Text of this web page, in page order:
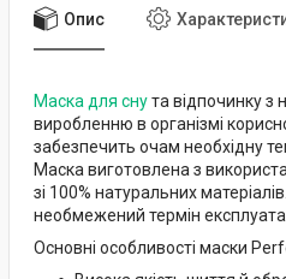
Опис
Маска для снута відпочинку з
виробленню в організмі
забезпечить очам необхідну
Маска виготовлена з
зі 100% натуральних
необмежений термін
Основні особливості маски